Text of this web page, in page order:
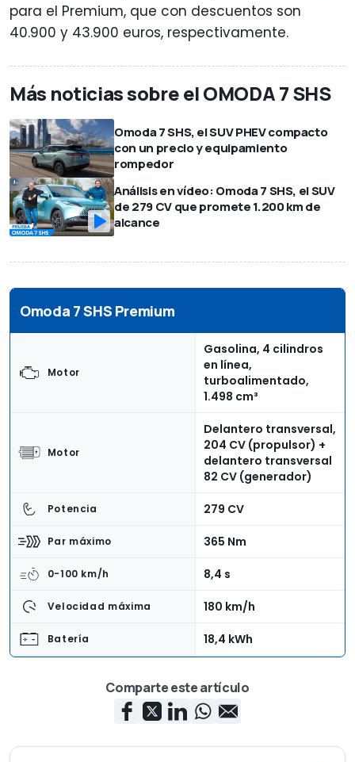
para el Premium, que con descuentos son
40.900 y 43.900 euros, respectivamente.
Más noticias sobre el OMODA 7 SHS
Omoda 7 SHS, el SUV PHEV compacto
con un precio y equipamiento
rompedor
Análisis en vídeo: Omoda 7 SHS, el SUV
de 279 CV que promete 1.200 km de
alcance
Omoda 7 SHS Premium
Motor
Gasolina, 4 cilindros
en línea,
turboalimentado,
1.498 cm³
Motor
Delantero transversal,
204 CV (propulsor) +
delantero transversal
82 CV (generador)
Potencia 279 CV
Par máximo 365 Nm
0-100 km/h 8,4 s
Velocidad máxima 180 km/h
Batería 18,4 kWh
Caja de cambios
Automática 3DHT , 3
velocidades
Comparte este artículo